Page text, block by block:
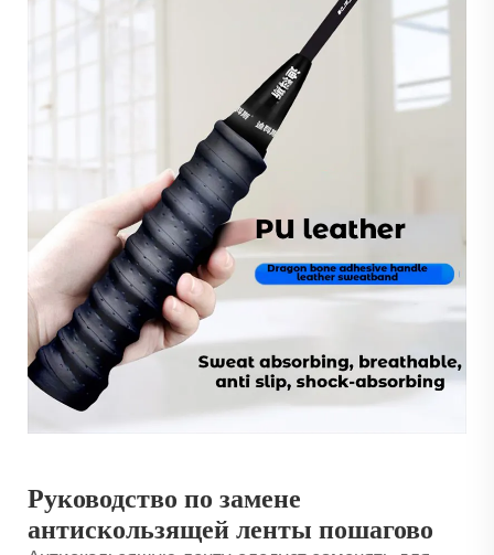
Руководство по замене
антискользящей ленты пошагово